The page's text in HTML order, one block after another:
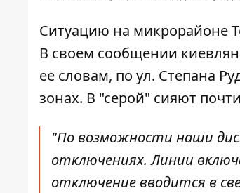
Ситуацию на микрорайоне
В своем сообщении
ее словам, по ул. Степана
зонах. В "серой" сияют
"По возможности наши
отключениях. Линии
отключение вводится в